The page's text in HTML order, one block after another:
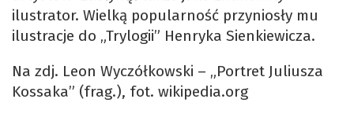
ilustrator. Wielką popularność przyniosły mu
ilustracje do „Trylogii” Henryka Sienkiewicza.
Na zdj. Leon Wyczółkowski – „Portret Juliusza
Kossaka” (frag.), fot. wikipedia.org